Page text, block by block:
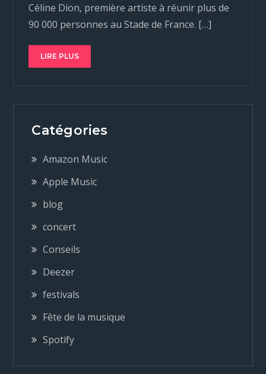
Céline Dion, première artiste à réunir plus de
90 000 personnes au Stade de France. […]
LIRE PLUS
Catégories
Amazon Music
Apple Music
blog
concert
Conseils
Deezer
festivals
Fête de la musique
Spotify